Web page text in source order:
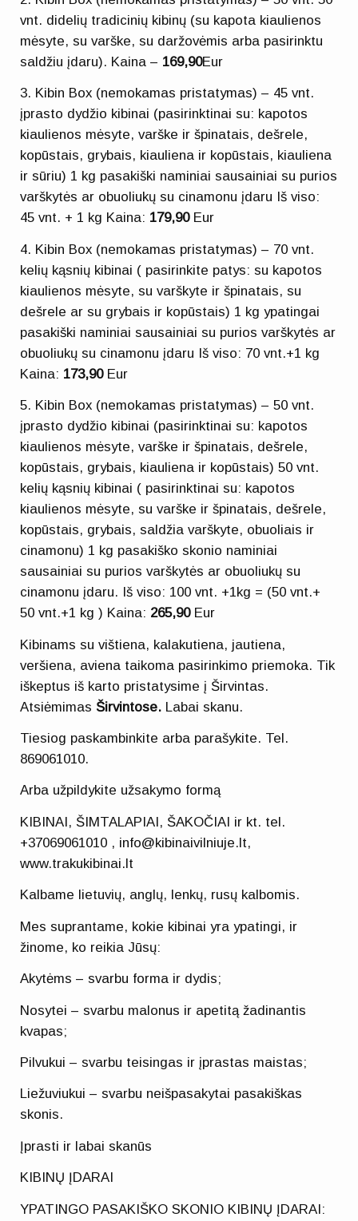
vnt. didelių tradicinių kibinų (su kapota kiaulienos
mėsyte, su varške, su daržovėmis arba pasirinktu
saldžiu įdaru). Kaina – 169,90Eur
3. Kibin Box (nemokamas pristatymas) – 45 vnt.
įprasto dydžio kibinai (pasirinktinai su: kapotos
kiaulienos mėsyte, varške ir špinatais, dešrele,
kopūstais, grybais, kiauliena ir kopūstais, kiauliena
ir sūriu) 1 kg pasakiški naminiai sausainiai su purios
varškytės ar obuoliukų su cinamonu įdaru Iš viso:
45 vnt. + 1 kg Kaina: 179,90 Eur
4. Kibin Box (nemokamas pristatymas) – 70 vnt.
kelių kąsnių kibinai ( pasirinkite patys: su kapotos
kiaulienos mėsyte, su varškyte ir špinatais, su
dešrele ar su grybais ir kopūstais) 1 kg ypatingai
pasakiški naminiai sausainiai su purios varškytės ar
obuoliukų su cinamonu įdaru Iš viso: 70 vnt.+1 kg
Kaina: 173,90 Eur
5. Kibin Box (nemokamas pristatymas) – 50 vnt.
įprasto dydžio kibinai (pasirinktinai su: kapotos
kiaulienos mėsyte, varške ir špinatais, dešrele,
kopūstais, grybais, kiauliena ir kopūstais) 50 vnt.
kelių kąsnių kibinai ( pasirinktinai su: kapotos
kiaulienos mėsyte, su varške ir špinatais, dešrele,
kopūstais, grybais, saldžia varškyte, obuoliais ir
cinamonu) 1 kg pasakiško skonio naminiai
sausainiai su purios varškytės ar obuoliukų su
cinamonu įdaru. Iš viso: 100 vnt. +1kg = (50 vnt.+
50 vnt.+1 kg ) Kaina: 265,90 Eur
Kibinams su vištiena, kalakutiena, jautiena,
veršiena, aviena taikoma pasirinkimo priemoka. Tik
iškeptus iš karto pristatysime į Širvintas.
Atsiėmimas Širvintose. Labai skanu.
Tiesiog paskambinkite arba parašykite. Tel.
869061010.
Arba užpildykite užsakymo formą
KIBINAI, ŠIMTALAPIAI, ŠAKOČIAI ir kt. tel.
+37069061010 , info@kibinaivilniuje.lt,
www.trakukibinai.lt
Kalbame lietuvių, anglų, lenkų, rusų kalbomis.
Mes suprantame, kokie kibinai yra ypatingi, ir
žinome, ko reikia Jūsų:
Akytėms – svarbu forma ir dydis;
Nosytei – svarbu malonus ir apetitą žadinantis
kvapas;
Pilvukui – svarbu teisingas ir įprastas maistas;
Liežuviukui – svarbu neišpasakytai pasakiškas
skonis.
Įprasti ir labai skanūs
KIBINŲ ĮDARAI
YPATINGO PASAKIŠKO SKONIO KIBINŲ ĮDARAI: